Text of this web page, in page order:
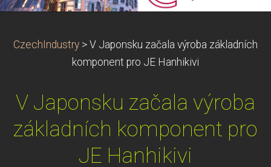
CzechIndustry > V Japonsku začala výroba základních
komponent pro JE Hanhikivi
V Japonsku začala výroba
základních komponent pro
JE Hanhikivi